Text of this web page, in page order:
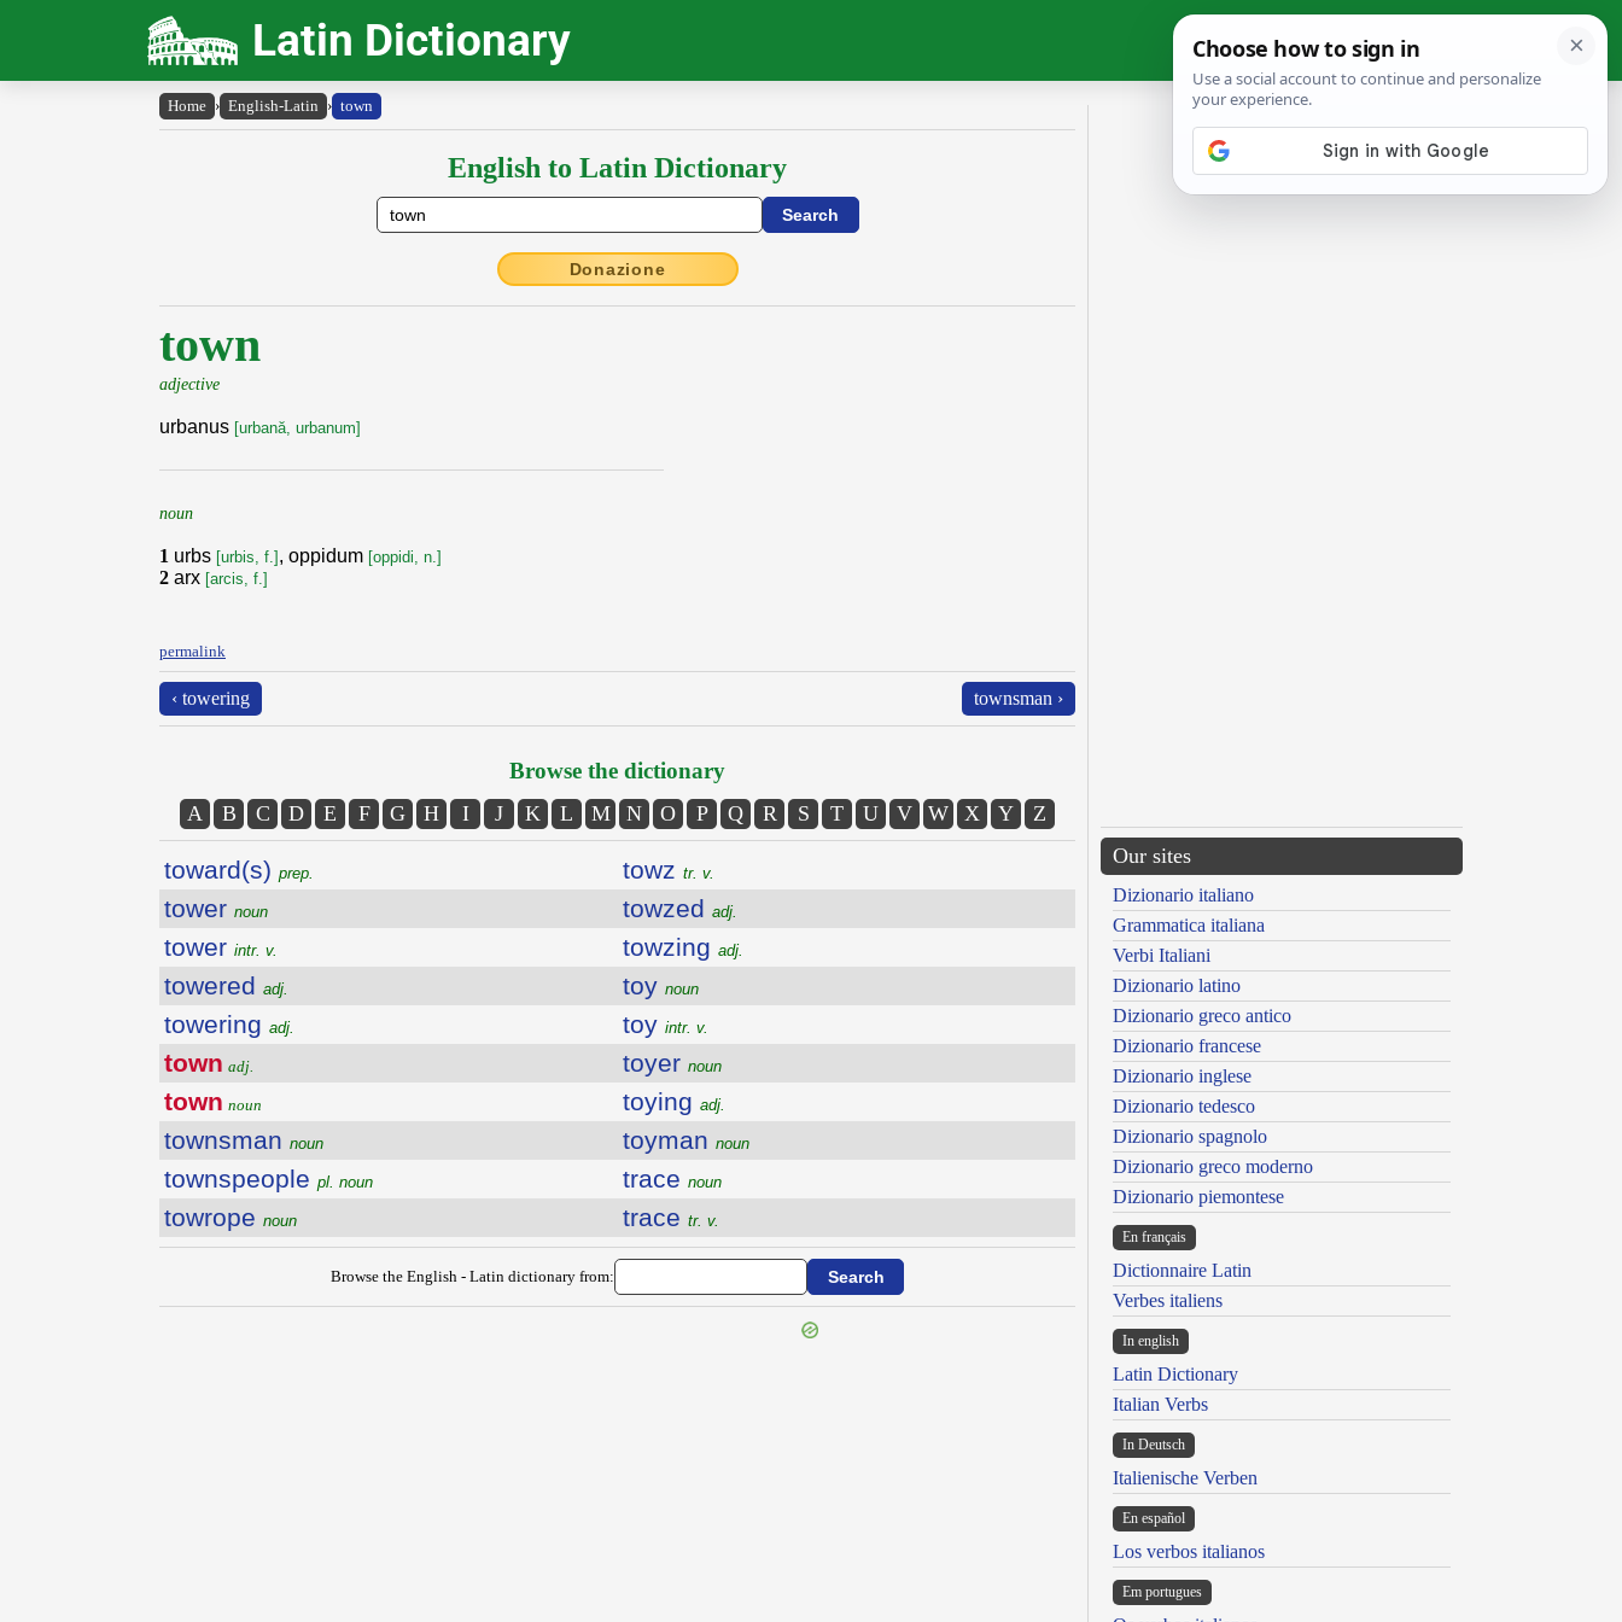
Latin Dictionary
Home › English-Latin › town
English to Latin Dictionary
Donazione
town
adjective
urbanus [urbană, urbanum]
noun
1 urbs [urbis, f.] , oppidum [oppidi, n.]
2 arx [arcis, f.]
permalink
‹ towering townsman ›
Browse the dictionary
A B C D E F G H I J K L M N O P Q R S T U V W X Y Z
toward(s) prep.
tower noun
tower intr. v.
towered adj.
towering adj.
town adj.
town noun
townsman noun
townspeople pl. noun
towrope noun
towz tr. v.
towzed adj.
towzing adj.
toy noun
toy intr. v.
toyer noun
toying adj.
toyman noun
trace noun
trace tr. v.
Browse the English - Latin dictionary from:
Our sites
Dizionario italiano
Grammatica italiana
Verbi Italiani
Dizionario latino
Dizionario greco antico
Dizionario francese
Dizionario inglese
Dizionario tedesco
Dizionario spagnolo
Dizionario greco moderno
Dizionario piemontese
En français
Dictionnaire Latin
Verbes italiens
In english
Latin Dictionary
Italian Verbs
In Deutsch
Italienische Verben
En español
Los verbos italianos
Em portugues